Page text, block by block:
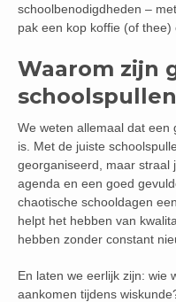
schoolbenodigdheden –
pak een kop koffie (of thee)
Waarom zijn
We weten allemaal dat een
is. Met de juiste
georganiseerd, maar straal
agenda en een goed
chaotische schooldagen
helpt het hebben van
hebben zonder constant
En laten we eerlijk zijn: wie
aankomen tijdens